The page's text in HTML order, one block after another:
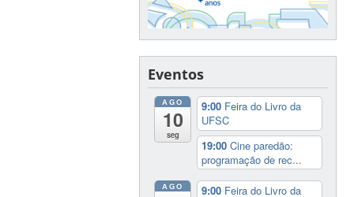
Eventos
AGO
10
seg
9:00 Feira do Livro da
UFSC
19:00Cine paredão:
programação de rec...
AGO 9:00 Feira do Livro da